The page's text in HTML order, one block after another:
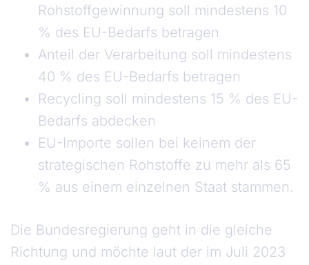
Rohstoffgewinnung soll mindestens 10
% des EU-Bedarfs betragen
Anteil der Verarbeitung soll mindestens
40 % des EU-Bedarfs betragen
Recycling soll mindestens 15 % des EU-
Bedarfs abdecken
EU-Importe sollen bei keinem der
strategischen Rohstoffe zu mehr als 65
% aus einem einzelnen Staat stammen.
Die Bundesregierung geht in die gleiche
Richtung und möchte laut der im Juli 2023